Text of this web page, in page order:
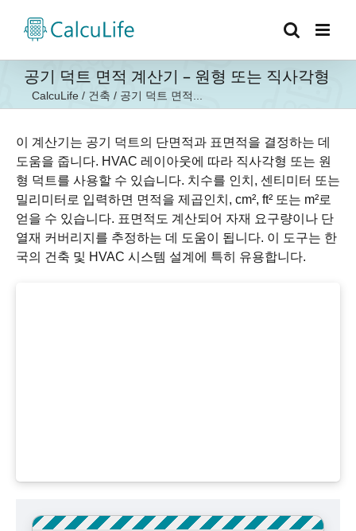
공기 덕트 면적 계산기 – 원형 또는 직사각형
CalcuLife / 건축 / 공기 덕트 면적...
이 계산기는 공기 덕트의 단면적과 표면적을 결정하는 데
도움을 줍니다. HVAC 레이아웃에 따라 직사각형 또는 원
형 덕트를 사용할 수 있습니다. 치수를 인치, 센티미터 또는
밀리미터로 입력하면 면적을 제곱인치, cm², ft² 또는 m²로
얻을 수 있습니다. 표면적도 계산되어 자재 요구량이나 단
열재 커버리지를 추정하는 데 도움이 됩니다. 이 도구는 한
국의 건축 및 HVAC 시스템 설계에 특히 유용합니다.